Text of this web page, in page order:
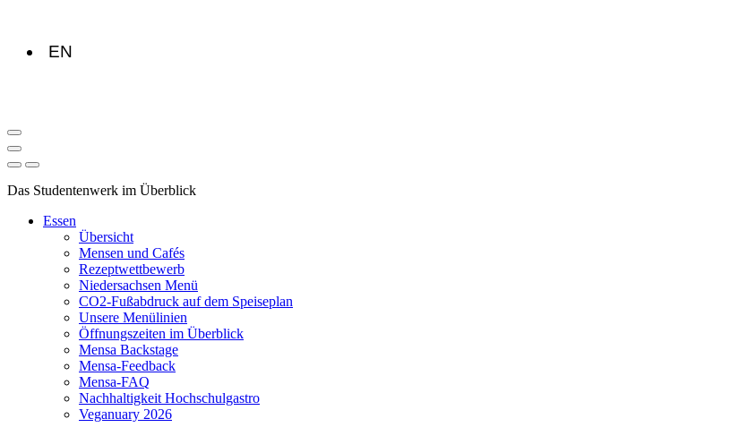
EN
Das Studentenwerk im Überblick
Essen
Übersicht
Mensen und Cafés
Rezeptwettbewerb
Niedersachsen Menü
CO2-Fußabdruck auf dem Speiseplan
Unsere Menülinien
Öffnungszeiten im Überblick
Mensa Backstage
Mensa-Feedback
Mensa-FAQ
Nachhaltigkeit Hochschulgastro
Veganuary 2026